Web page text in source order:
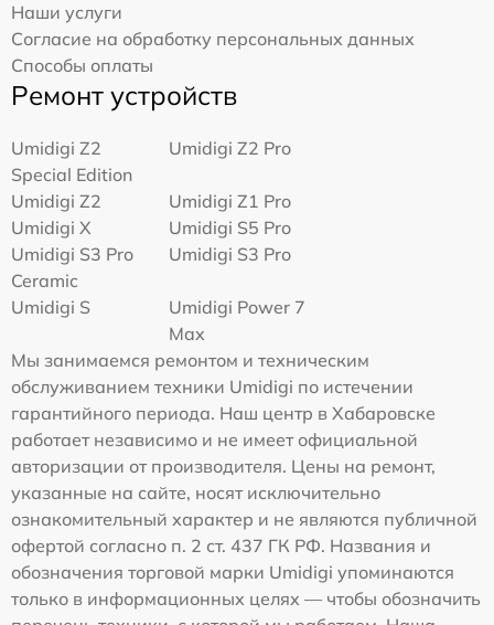
Наши услуги
Согласие на обработку персональных данных
Способы оплаты
Ремонт устройств
Umidigi Z2
Special Edition
Umidigi Z2 Pro
Umidigi Z2
Umidigi Z1 Pro
Umidigi X
Umidigi S5 Pro
Umidigi S3 Pro
Ceramic
Umidigi S3 Pro
Umidigi S
Umidigi Power 7
Max
Мы занимаемся ремонтом и техническим
обслуживанием техники Umidigi по истечении
гарантийного периода. Наш центр в Хабаровске
работает независимо и не имеет официальной
авторизации от производителя. Цены на ремонт,
указанные на сайте, носят исключительно
ознакомительный характер и не являются публичной
офертой согласно п. 2 ст. 437 ГК РФ. Названия и
обозначения торговой марки Umidigi упоминаются
только в информационных целях — чтобы обозначить